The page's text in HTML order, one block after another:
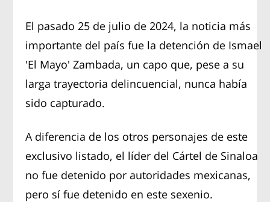
El pasado 25 de julio de 2024, la noticia más
importante del país fue la detención de Ismael
'El Mayo' Zambada, un capo que, pese a su
larga trayectoria delincuencial, nunca había
sido capturado.
A diferencia de los otros personajes de este
exclusivo listado, el líder del Cártel de Sinaloa
no fue detenido por autoridades mexicanas,
pero sí fue detenido en este sexenio.